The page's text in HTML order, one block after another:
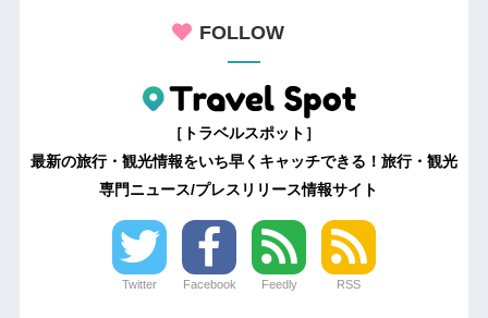
FOLLOW
［トラベルスポット］
最新の旅行・観光情報をいち早くキャッチできる！旅行・観光
専門ニュース/プレスリリース情報サイト
Twitter Facebook Feedly RSS